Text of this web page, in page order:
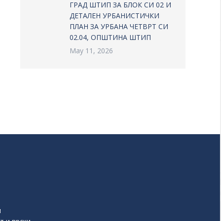
ГРАД ШТИП ЗА БЛОК СИ 02 И
ДЕТАЛЕН УРБАНИСТИЧКИ
ПЛАН ЗА УРБАНА ЧЕТВРТ СИ
02.04, ОПШТИНА ШТИП
May 11, 2026